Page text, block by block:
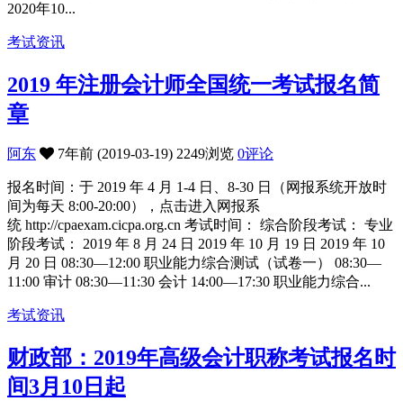
2020年10...
考试资讯
2019 年注册会计师全国统一考试报名简
章
阿东 7年前 (2019-03-19) 2249浏览 0评论
报名时间：于 2019 年 4 月 1-4 日、8-30 日（网报系统开放时
间为每天 8:00-20:00），点击进入网报系
统 http://cpaexam.cicpa.org.cn 考试时间： 综合阶段考试： 专业
阶段考试： 2019 年 8 月 24 日 2019 年 10 月 19 日 2019 年 10
月 20 日 08:30—12:00 职业能力综合测试（试卷一） 08:30—
11:00 审计 08:30—11:30 会计 14:00—17:30 职业能力综合...
考试资讯
财政部：2019年高级会计职称考试报名时
间3月10日起